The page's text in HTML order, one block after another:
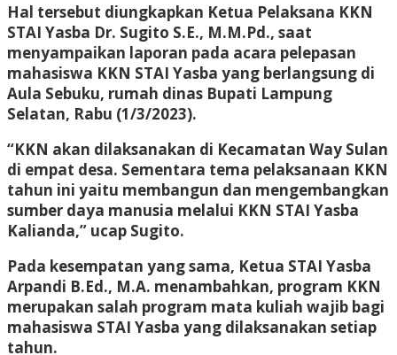
Hal tersebut diungkapkan Ketua Pelaksana KKN
STAI Yasba Dr. Sugito S.E., M.M.Pd., saat
menyampaikan laporan pada acara pelepasan
mahasiswa KKN STAI Yasba yang berlangsung di
Aula Sebuku, rumah dinas Bupati Lampung
Selatan, Rabu (1/3/2023).
“KKN akan dilaksanakan di Kecamatan Way Sulan
di empat desa. Sementara tema pelaksanaan KKN
tahun ini yaitu membangun dan mengembangkan
sumber daya manusia melalui KKN STAI Yasba
Kalianda,” ucap Sugito.
Pada kesempatan yang sama, Ketua STAI Yasba
Arpandi B.Ed., M.A. menambahkan, program KKN
merupakan salah program mata kuliah wajib bagi
mahasiswa STAI Yasba yang dilaksanakan setiap
tahun.